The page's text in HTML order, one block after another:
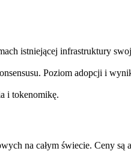
istniejącej infrastruktury
Poziom adopcji i
i tokenomikę.
na całym świecie. Ceny